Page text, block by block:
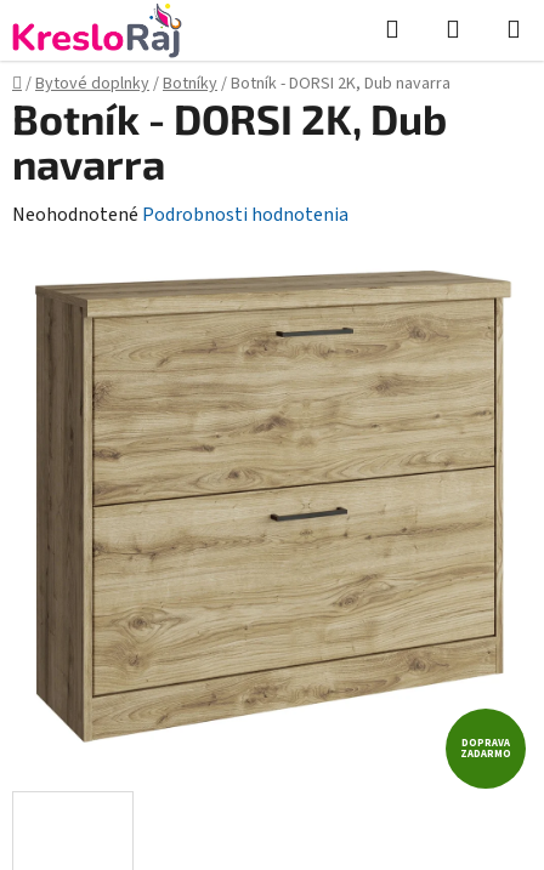
na
obsah
Hľadať
KOŠÍK
Domov
/Bytové doplnky/Botníky/Botník - DORSI 2K, Dub navarra
Botník - DORSI 2K, Dub
navarra
Priemerné
produktu
hviezdičiek.
Neohodnotené Podrobnosti hodnotenia
DOPRAVA
ZADARMO